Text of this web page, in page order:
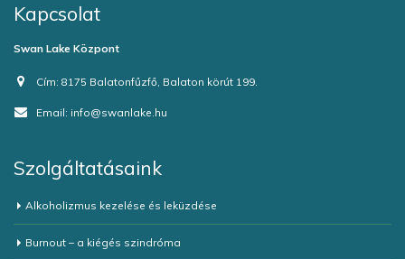
Kapcsolat
Swan Lake Központ
Cím: 8175 Balatonfűzfő, Balaton körút 199.
Email: info@swanlake.hu
Szolgáltatásaink
Alkoholizmus kezelése és leküzdése
Burnout – a kiégés szindróma